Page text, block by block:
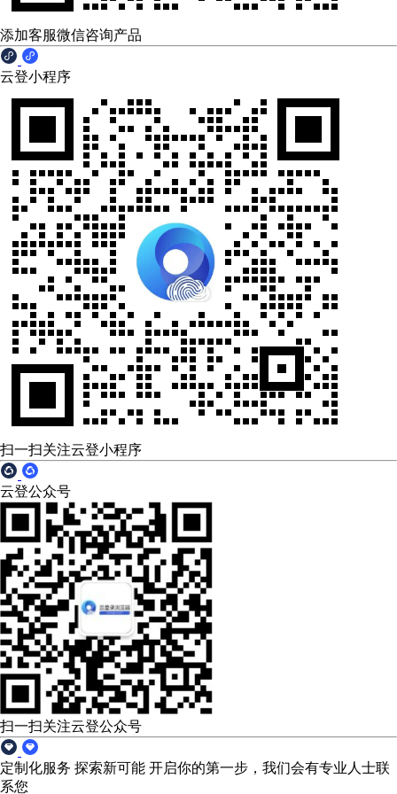
添加客服微信咨询产品
云登小程序
扫一扫关注云登小程序
云登公众号
扫一扫关注云登公众号
定制化服务 探索新可能 开启你的第一步，我们会有专业人士联
系您